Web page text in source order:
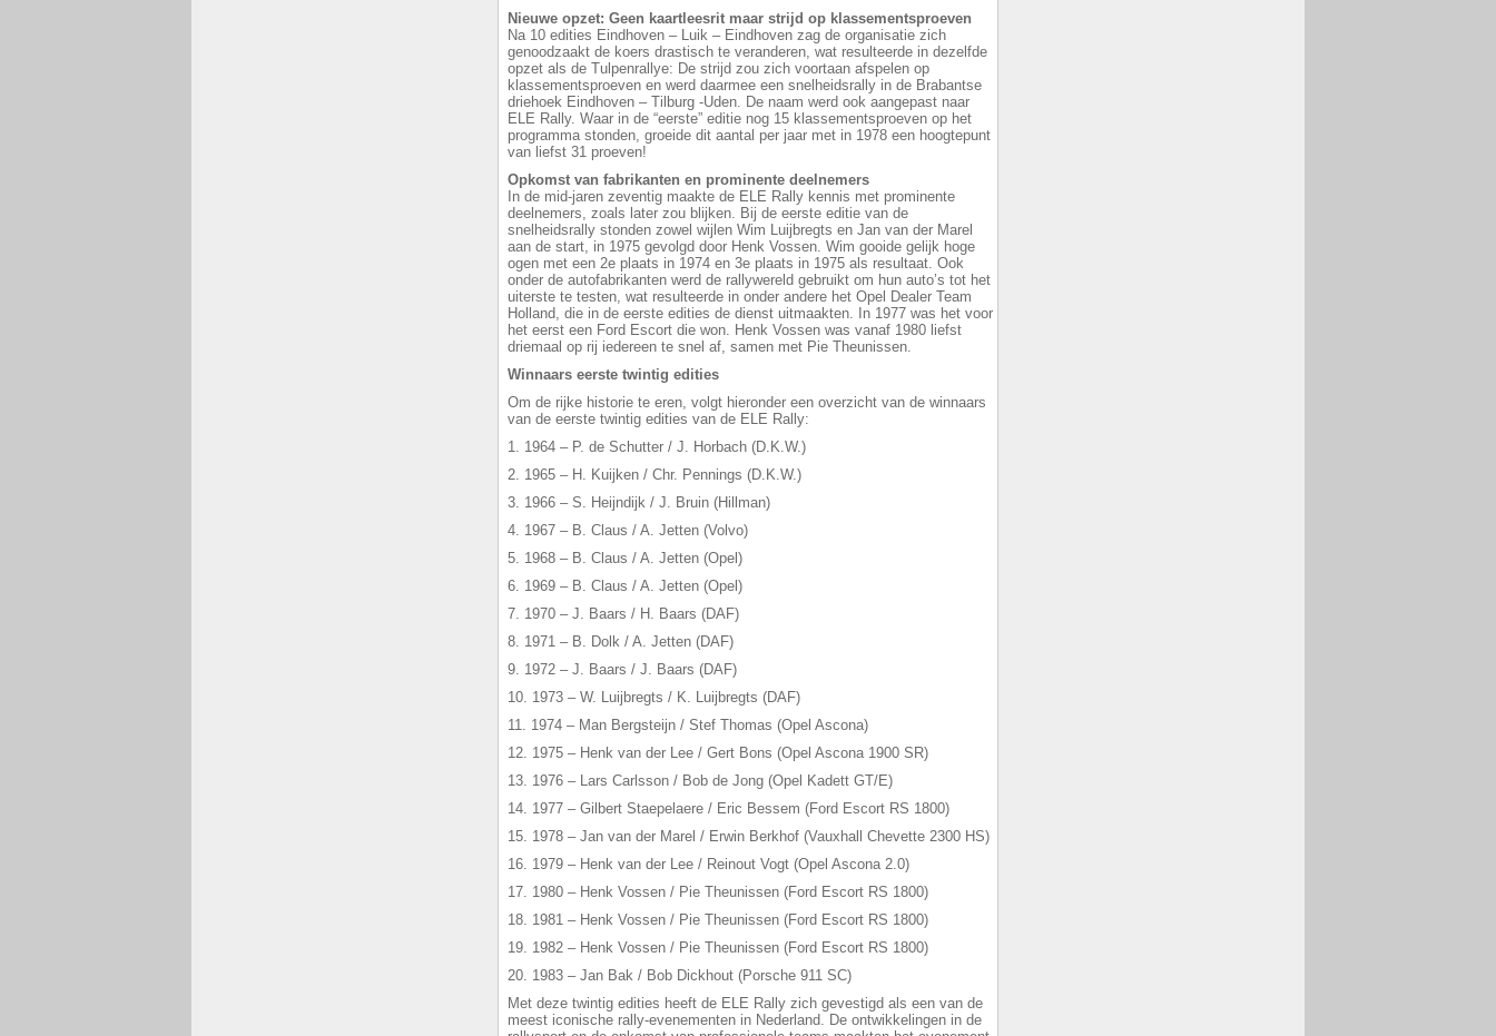
Nieuwe opzet: Geen kaartleesrit maar strijd op klassementsproeven
Na 10 edities Eindhoven – Luik – Eindhoven zag de organisatie zich
genoodzaakt de koers drastisch te veranderen, wat resulteerde in dezelfde
opzet als de Tulpenrallye: De strijd zou zich voortaan afspelen op
klassementsproeven en werd daarmee een snelheidsrally in de Brabantse
driehoek Eindhoven – Tilburg -Uden. De naam werd ook aangepast naar
ELE Rally. Waar in de “eerste” editie nog 15 klassementsproeven op het
programma stonden, groeide dit aantal per jaar met in 1978 een hoogtepunt
van liefst 31 proeven!
Opkomst van fabrikanten en prominente deelnemers
In de mid-jaren zeventig maakte de ELE Rally kennis met prominente
deelnemers, zoals later zou blijken. Bij de eerste editie van de
snelheidsrally stonden zowel wijlen Wim Luijbregts en Jan van der Marel
aan de start, in 1975 gevolgd door Henk Vossen. Wim gooide gelijk hoge
ogen met een 2e plaats in 1974 en 3e plaats in 1975 als resultaat. Ook
onder de autofabrikanten werd de rallywereld gebruikt om hun auto’s tot het
uiterste te testen, wat resulteerde in onder andere het Opel Dealer Team
Holland, die in de eerste edities de dienst uitmaakten. In 1977 was het voor
het eerst een Ford Escort die won. Henk Vossen was vanaf 1980 liefst
driemaal op rij iedereen te snel af, samen met Pie Theunissen.
Winnaars eerste twintig edities
Om de rijke historie te eren, volgt hieronder een overzicht van de winnaars
van de eerste twintig edities van de ELE Rally:
1. 1964 – P. de Schutter / J. Horbach (D.K.W.)
2. 1965 – H. Kuijken / Chr. Pennings (D.K.W.)
3. 1966 – S. Heijndijk / J. Bruin (Hillman)
4. 1967 – B. Claus / A. Jetten (Volvo)
5. 1968 – B. Claus / A. Jetten (Opel)
6. 1969 – B. Claus / A. Jetten (Opel)
7. 1970 – J. Baars / H. Baars (DAF)
8. 1971 – B. Dolk / A. Jetten (DAF)
9. 1972 – J. Baars / J. Baars (DAF)
10. 1973 – W. Luijbregts / K. Luijbregts (DAF)
11. 1974 – Man Bergsteijn / Stef Thomas (Opel Ascona)
12. 1975 – Henk van der Lee / Gert Bons (Opel Ascona 1900 SR)
13. 1976 – Lars Carlsson / Bob de Jong (Opel Kadett GT/E)
14. 1977 – Gilbert Staepelaere / Eric Bessem (Ford Escort RS 1800)
15. 1978 – Jan van der Marel / Erwin Berkhof (Vauxhall Chevette 2300 HS)
16. 1979 – Henk van der Lee / Reinout Vogt (Opel Ascona 2.0)
17. 1980 – Henk Vossen / Pie Theunissen (Ford Escort RS 1800)
18. 1981 – Henk Vossen / Pie Theunissen (Ford Escort RS 1800)
19. 1982 – Henk Vossen / Pie Theunissen (Ford Escort RS 1800)
20. 1983 – Jan Bak / Bob Dickhout (Porsche 911 SC)
Met deze twintig edities heeft de ELE Rally zich gevestigd als een van de
meest iconische rally-evenementen in Nederland. De ontwikkelingen in de